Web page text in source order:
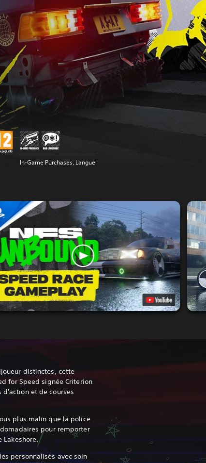
In-Game Purchases, Langue
distinctes, cette
for Speed signée Criterion
d'action et de courses
plus malin que la police
pour remporter
Lakeshore.‎
personnalisés avec soin